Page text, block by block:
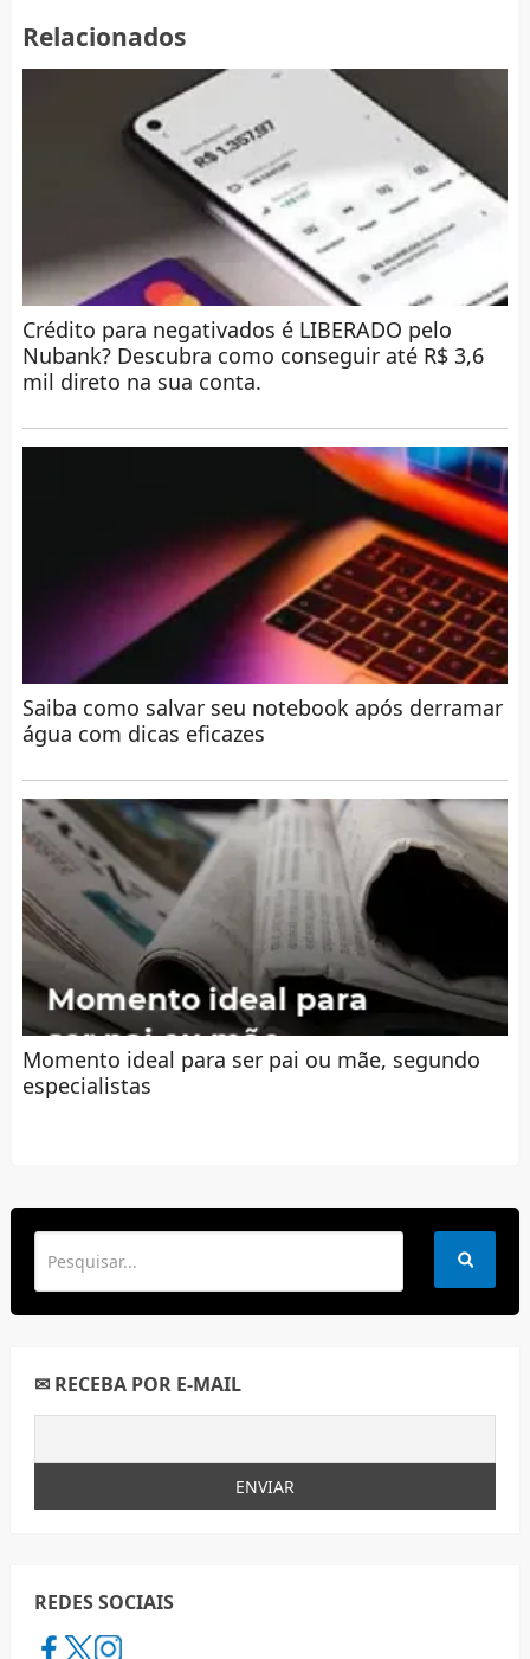
Relacionados
Crédito para negativados é LIBERADO pelo
Nubank? Descubra como conseguir até R$ 3,6
mil direto na sua conta.
Saiba como salvar seu notebook após derramar
água com dicas eficazes
Momento ideal para ser pai ou mãe, segundo
especialistas
✉ RECEBA POR E-MAIL
REDES SOCIAIS